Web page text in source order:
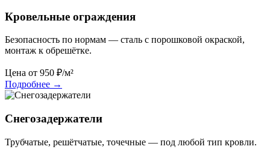
Кровельные ограждения
Безопасность по нормам — сталь с порошковой окраской,
монтаж к обрешётке.
Цена от 950 ₽/м²
Подробнее →
Снегозадержатели
Трубчатые, решётчатые, точечные — под любой тип кровли.